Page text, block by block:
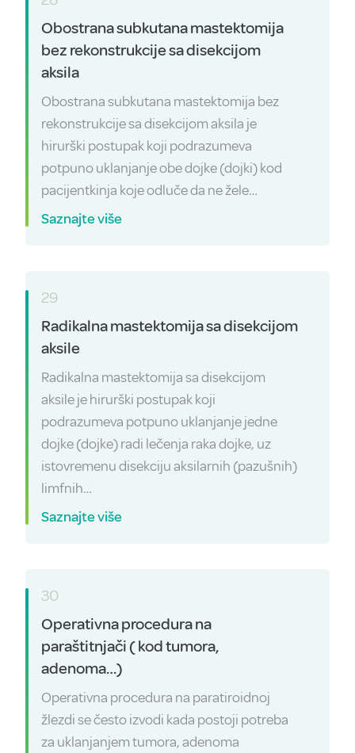
Obostrana subkutana mastektomija
bez rekonstrukcije sa disekcijom
aksila
Obostrana subkutana mastektomija bez
rekonstrukcije sa disekcijom aksila je
hirurški postupak koji podrazumeva
potpuno uklanjanje obe dojke (dojki) kod
pacijentkinja koje odluče da ne žele…
Saznajte više
29
Radikalna mastektomija sa disekcijom
aksile
Radikalna mastektomija sa disekcijom
aksile je hirurški postupak koji
podrazumeva potpuno uklanjanje jedne
dojke (dojke) radi lečenja raka dojke, uz
istovremenu disekciju aksilarnih (pazušnih)
limfnih…
Saznajte više
30
Operativna procedura na
paraštitnjači ( kod tumora,
adenoma…)
Operativna procedura na paratiroidnoj
žlezdi se često izvodi kada postoji potreba
za uklanjanjem tumora, adenoma